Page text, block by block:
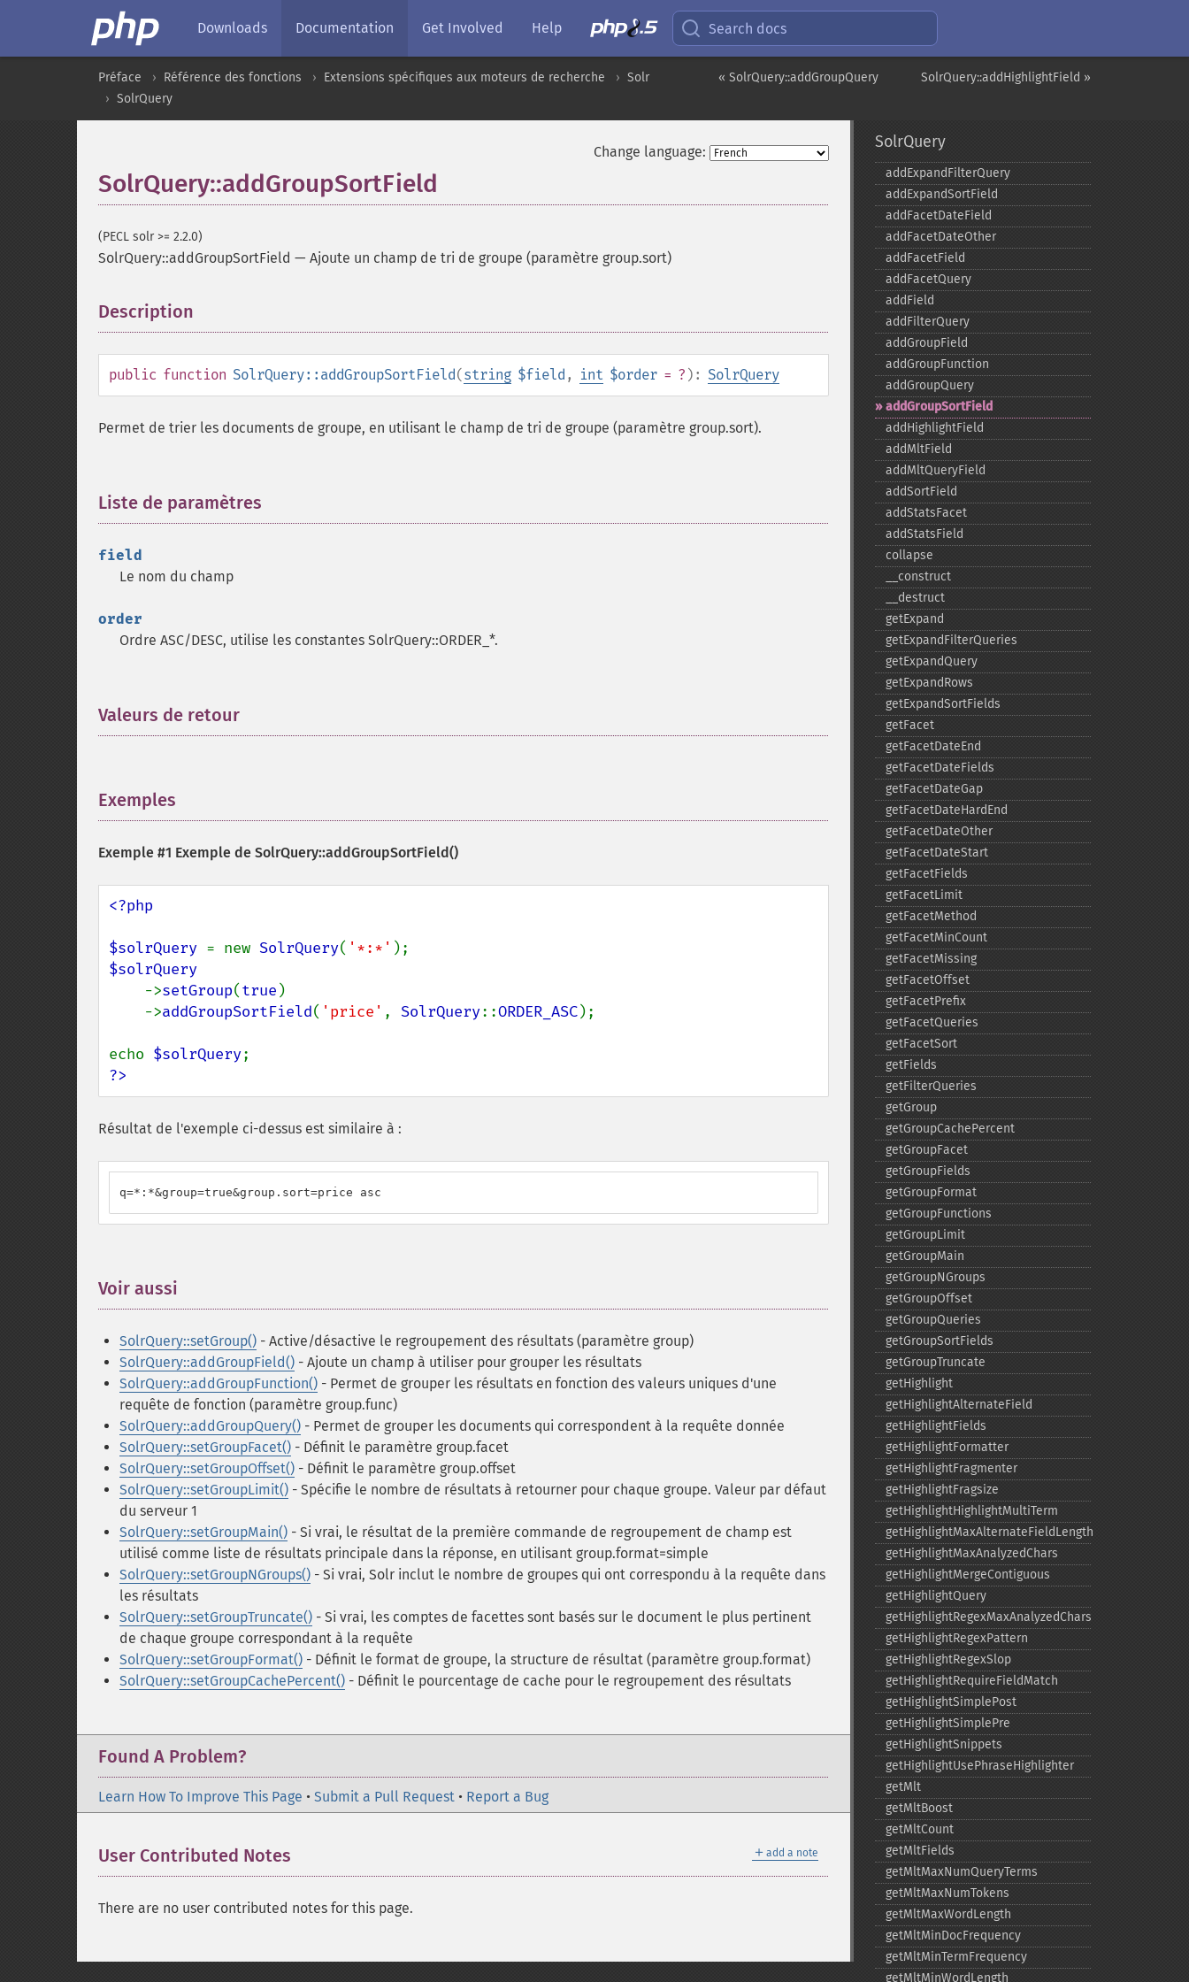
Downloads Documentation Get Involved Help Search docs
SolrQuery::addHighlightField »
« SolrQuery::addGroupQuery
Préface Référence des fonctions Extensions spécifiques aux moteurs de recherche
Solr
SolrQuery
Change language:
SolrQuery::addGroupSortField
(PECL solr >= 2.2.0)
SolrQuery::addGroupSortField — Ajoute un champ de tri de groupe (paramètre group.sort)
Description
public function SolrQuery::addGroupSortField(string $field , int $order = ? ): SolrQuery
Permet de trier les documents de groupe, en utilisant le champ de tri de groupe (paramètre group.sort).
Liste de paramètres
field
Le nom du champ
order
Ordre ASC/DESC, utilise les constantes SolrQuery::ORDER_*.
Valeurs de retour
Exemples
Exemple #1 Exemple de SolrQuery::addGroupSortField()
<?php
$solrQuery = new SolrQuery( '*:*'
$solrQuery
->setGroup(true )
    ->
addGroupSortField( 'price' , SolrQuery::ORDER_ASC);
echo $solrQuery
?>
Résultat de l'exemple ci-dessus est similaire à :
q=*:*&group=true&group.sort=price asc
Voir aussi
SolrQuery::setGroup() - Active/désactive le regroupement des résultats (paramètre group)
SolrQuery::addGroupField() - Ajoute un champ à utiliser pour grouper les résultats
SolrQuery::addGroupFunction() - Permet de grouper les résultats en fonction des valeurs uniques d'une
requête de fonction (paramètre group.func)
SolrQuery::addGroupQuery() - Permet de grouper les documents qui correspondent à la requête donnée
SolrQuery::setGroupFacet() - Définit le paramètre group.facet
SolrQuery::setGroupOffset() - Définit le paramètre group.offset
SolrQuery::setGroupLimit() - Spécifie le nombre de résultats à retourner pour chaque groupe. Valeur par défaut
du serveur 1
SolrQuery::setGroupMain() - Si vrai, le résultat de la première commande de regroupement de champ est
utilisé comme liste de résultats principale dans la réponse, en utilisant group.format=simple
SolrQuery::setGroupNGroups() - Si vrai, Solr inclut le nombre de groupes qui ont correspondu à la requête dans
les résultats
SolrQuery::setGroupTruncate() - Si vrai, les comptes de facettes sont basés sur le document le plus pertinent
de chaque groupe correspondant à la requête
SolrQuery::setGroupFormat() - Définit le format de groupe, la structure de résultat (paramètre group.format)
SolrQuery::setGroupCachePercent() - Définit le pourcentage de cache pour le regroupement des résultats
Found A Problem?
Learn How To Improve This Page • Submit a Pull Request • Report a Bug
＋ add a note
User Contributed Notes
There are no user contributed notes for this page.
SolrQuery
addExpandFilterQuery
addExpandSortField
addFacetDateField
addFacetDateOther
addFacetField
addFacetQuery
addField
addFilterQuery
addGroupField
addGroupFunction
addGroupQuery
addGroupSortField
addHighlightField
addMltField
addMltQueryField
addSortField
addStatsFacet
addStatsField
collapse
_​_​construct
_​_​destruct
getExpand
getExpandFilterQueries
getExpandQuery
getExpandRows
getExpandSortFields
getFacet
getFacetDateEnd
getFacetDateFields
getFacetDateGap
getFacetDateHardEnd
getFacetDateOther
getFacetDateStart
getFacetFields
getFacetLimit
getFacetMethod
getFacetMinCount
getFacetMissing
getFacetOffset
getFacetPrefix
getFacetQueries
getFacetSort
getFields
getFilterQueries
getGroup
getGroupCachePercent
getGroupFacet
getGroupFields
getGroupFormat
getGroupFunctions
getGroupLimit
getGroupMain
getGroupNGroups
getGroupOffset
getGroupQueries
getGroupSortFields
getGroupTruncate
getHighlight
getHighlightAlternateField
getHighlightFields
getHighlightFormatter
getHighlightFragmenter
getHighlightFragsize
getHighlightHighlightMultiTerm
getHighlightMaxAlternateFieldLength
getHighlightMaxAnalyzedChars
getHighlightMergeContiguous
getHighlightQuery
getHighlightRegexMaxAnalyzedChars
getHighlightRegexPattern
getHighlightRegexSlop
getHighlightRequireFieldMatch
getHighlightSimplePost
getHighlightSimplePre
getHighlightSnippets
getHighlightUsePhraseHighlighter
getMlt
getMltBoost
getMltCount
getMltFields
getMltMaxNumQueryTerms
getMltMaxNumTokens
getMltMaxWordLength
getMltMinDocFrequency
getMltMinTermFrequency
getMltMinWordLength